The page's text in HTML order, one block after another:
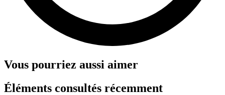
Vous pourriez aussi aimer
Éléments consultés récemment